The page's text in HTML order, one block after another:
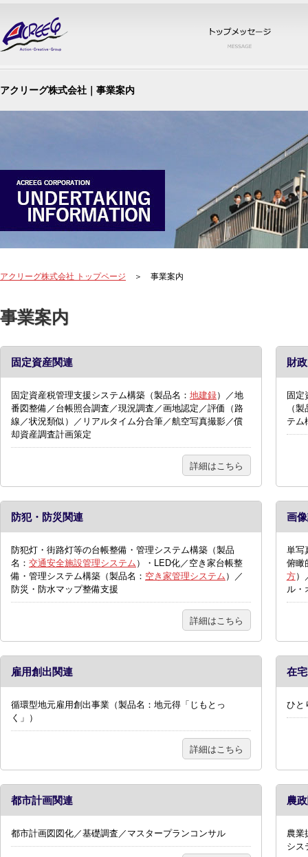
アクリーグ株式会社｜事業案内
アクリーグ株式会社 トップページ ＞ 事業案内
事業案内
固定資産関連
固定資産税管理支援システム構築（製品名： 地建録）／地
番図整備／台帳照合調査／現況調査／画地認定／評価（路
線／状況類似）／リアルタイム分合筆／航空写真撮影／償
却資産調査計画策定
詳細はこちら
財
固定
（
テム
防犯・防災関連
防犯灯・街路灯等の台帳整備・管理システム構築（製品
名： 交通安全施設管理システム）・LED化／空き家台帳整
備・管理システム構築（製品名： 空き家管理システム）／
防災・防水マップ整備支援
詳細はこちら
画
単写
俯瞰
方）
ル・
雇用創出関連
循環型地元雇用創出事業（製品名：地元得「じもとっ
く」）
詳細はこちら
在
ひと
都市計画関連
都市計画図図化／基礎調査／マスタープランコンサル
農
農業
シス